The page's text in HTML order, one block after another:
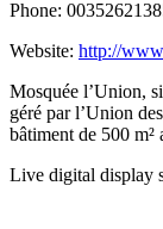
Phone:
Website: http://
Mosquée l’Union,
géré par l’Union
bâtiment de 500 m²
Live digital display